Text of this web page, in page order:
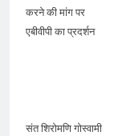
करने की मांग पर
एबीवीपी का प्रदर्शन
संत शिरोमणि गोस्वामी